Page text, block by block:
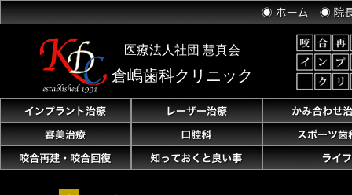
医療法人社団 慧真会
倉嶋歯科クリニック